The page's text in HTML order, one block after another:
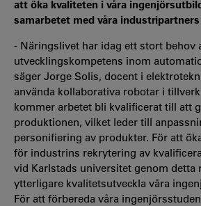
att öka kvaliteten i våra
samarbetet med våra
- Näringslivet har idag ett stort behov
utvecklingskompetens inom
säger Jorge Solis, docent i
använda kollaborativa robotar i
kommer arbetet bli kvalificerat till att
produktionen, vilket leder till
personifiering av produkter. För att
för industrins rekrytering av
vid Karlstads universitet genom detta
ytterligare kvalitetsutveckla våra
För att förbereda våra